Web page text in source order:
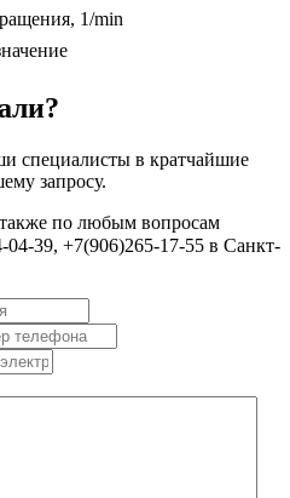
1/min
специалисты в кратчайшие
запросу.
также по любым вопросам
39, +7(906)265-17-55 в Санкт-